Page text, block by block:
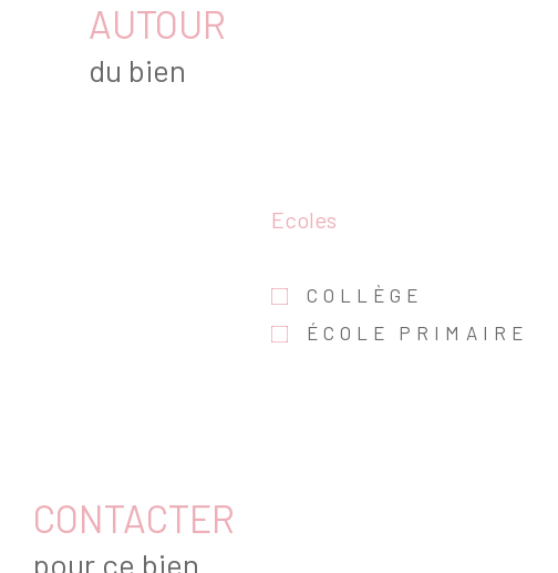
AUTOUR
du bien
Ecoles
COLLÈGE
ÉCOLE PRIMAIRE
CONTACTER
pour ce bien